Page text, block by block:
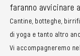
faranno avvicinare
Cantine, botteghe,
di yoga e tanto altro
Vi accompagneremo